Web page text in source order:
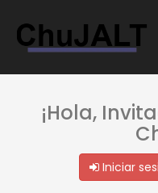
¡Hola,
Iniciar